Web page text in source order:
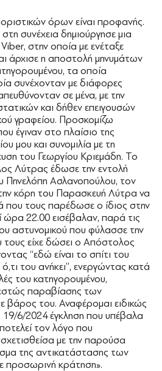
όρων είναι προφανής.
συνέχεια δημιούργησε μια
στην οποία με ενέταξε
άρχισε η αποστολή μηνυμάτων
τα οποία
συνέχονταν με διάφορες
σε μένα, με την
και δήθεν επειγουσών
γραφείου. Προσκομίζω
έγιναν στο πλαίσιο της
μου και συνομιλία με τη
του Γεωργίου Κριεμάδη. Το
Λύτρας έδωσε την εντολή
Πηνελόπη Ασλανοπούλου, τον
κόρη του Παρασκευή Λύτρα να
που τους παρέδωσε ο ίδιος στην
ώρα 22.00 εισέβαλαν, παρά τις
αστυνομικού που φύλασσε την
τους είχε δώσει ο Απόστολος
‘‘εδώ είναι το σπίτι του
του ανήκει’’, ενεργώντας κατά
του κατηγορουμένου,
παραβίασης των
βάρος του. Αναφέρομαι ειδικώς
6/2024 έγκληση που υπέβαλα
τον λόγο που
με την παρούσα
της αντικατάστασης των
προσωρινή κράτηση».